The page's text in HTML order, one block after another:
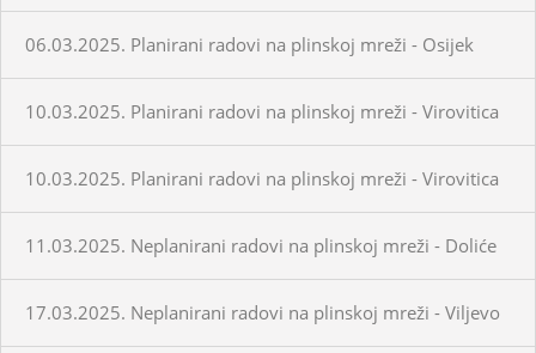
06.03.2025. Planirani radovi na plinskoj mreži - Osijek
10.03.2025. Planirani radovi na plinskoj mreži - Virovitica
10.03.2025. Planirani radovi na plinskoj mreži - Virovitica
11.03.2025. Neplanirani radovi na plinskoj mreži - Doliće
17.03.2025. Neplanirani radovi na plinskoj mreži - Viljevo